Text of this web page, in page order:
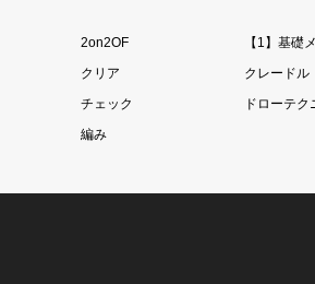
2on2OF 【1】基礎
クリア
クレードル
チェック
ドローテク
編み